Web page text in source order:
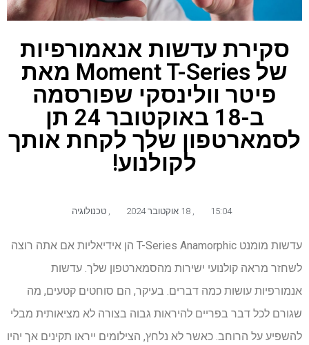
סקירת עדשות אנאמורפיות
של Moment T-Series מאת
פיטר וולינסקי שפורסמה
ב-18 באוקטובר 24 תן
לסמארטפון שלך לקחת אותך
לקולנוע!
15:04 טכנולוגיה
עדשות מומנט T-Series Anamorphic הן אידיאליות אם אתה רוצה
לשחזר מראה קולנועי ישירות מהסמארטפון שלך. עדשות
אנמורפיות עושות כמה דברים. בעיקר, הם סוחטים קטעים, מה
שגורם לכל דבר בפריים להיראות גבוה בצורה לא מציאותית מבלי
להשפיע על הרוחב. כאשר לא נלחץ, הצילומים ייראו תקינים אך יהיו